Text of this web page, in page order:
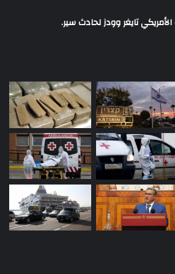
تايغر وودز لحادث سير.